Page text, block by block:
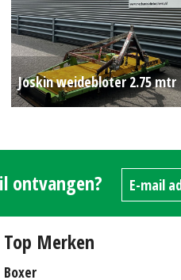
Joskin weidebloter 2.75 mtr
ontvangen?
Top Merken
Boxer